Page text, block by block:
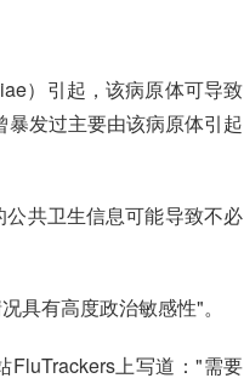
）引起，该病原体可导致
发过主要由该病原体引起
共卫生信息可能导致不必
具有高度政治敏感性"。
FluTrackers上写道："需要